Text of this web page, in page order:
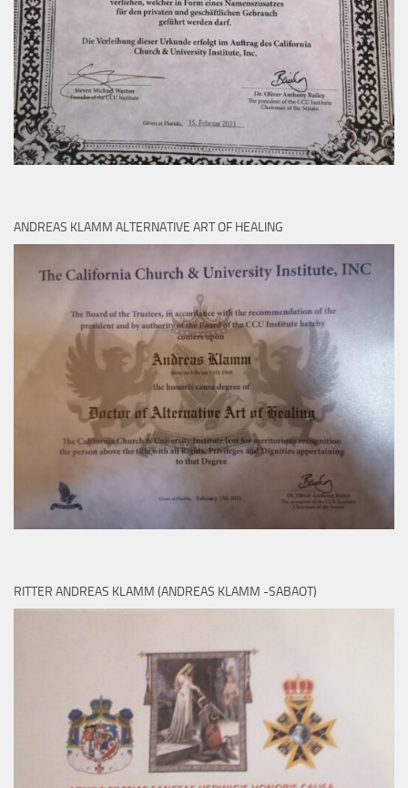
ANDREAS KLAMM ALTERNATIVE ART OF HEALING
RITTER ANDREAS KLAMM (ANDREAS KLAMM -SABAOT)